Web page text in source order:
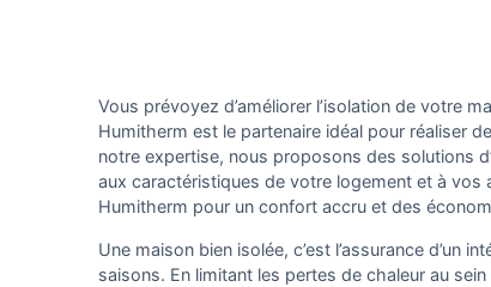
Vous prévoyez d’améliorer l’isolation de votre
Humitherm est le partenaire idéal pour réaliser
notre expertise, nous proposons des solutions
aux caractéristiques de votre logement et à vos
Humitherm pour un confort accru et des
Une maison bien isolée, c’est l’assurance d’un
saisons. En limitant les pertes de chaleur au